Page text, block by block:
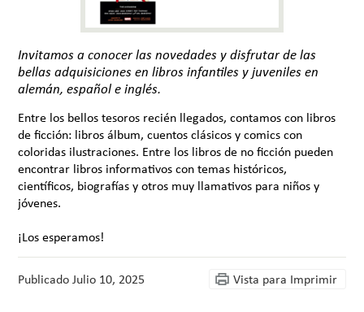
Invitamos a conocer las novedades y disfrutar de las
bellas adquisiciones en libros infantiles y juveniles en
alemán, español e inglés.
Entre los bellos tesoros recién llegados, contamos con libros
de ficción: libros álbum, cuentos clásicos y comics con
coloridas ilustraciones. Entre los libros de no ficción pueden
encontrar libros informativos con temas históricos,
científicos, biografías y otros muy llamativos para niños y
jóvenes.
¡Los esperamos!
PublicadoJulio 10, 2025 Vista para Imprimir